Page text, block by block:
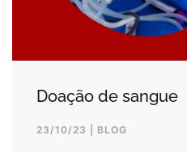
Doação de sangue
23/10/23 | BLOG